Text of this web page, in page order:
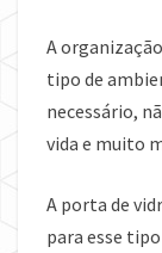
A
tipo de
necessário,
vida e muito
A porta de
para esse